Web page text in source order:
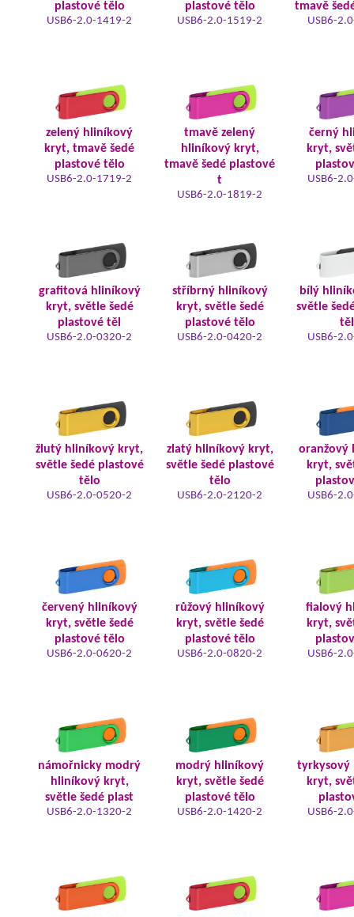
plastové tělo
USB6-2.0-1419-2
plastové tělo
USB6-2.0-1519-2
tmavě
USB6-
zelený hliníkový
kryt, tmavě šedé
plastové tělo
USB6-2.0-1719-2
tmavě zelený
hliníkový kryt,
tmavě šedé plastové
t
USB6-2.0-1819-2
černý
kryt,
USB6-
grafitová hliníkový
kryt, světle šedé
plastové těl
USB6-2.0-0320-2
stříbrný hliníkový
kryt, světle šedé
plastové tělo
USB6-2.0-0420-2
bílý
světle
USB6-
žlutý hliníkový kryt,
světle šedé plastové
tělo
USB6-2.0-0520-2
zlatý hliníkový kryt,
světle šedé plastové
tělo
USB6-2.0-2120-2
oranžový
kryt,
USB6-
červený hliníkový
kryt, světle šedé
plastové tělo
USB6-2.0-0620-2
růžový hliníkový
kryt, světle šedé
plastové tělo
USB6-2.0-0820-2
fialový
kryt,
USB6-
námořnicky modrý
hliníkový kryt,
světle šedé plast
USB6-2.0-1320-2
modrý hliníkový
kryt, světle šedé
plastové tělo
USB6-2.0-1420-2
tyrkysový
kryt,
USB6-